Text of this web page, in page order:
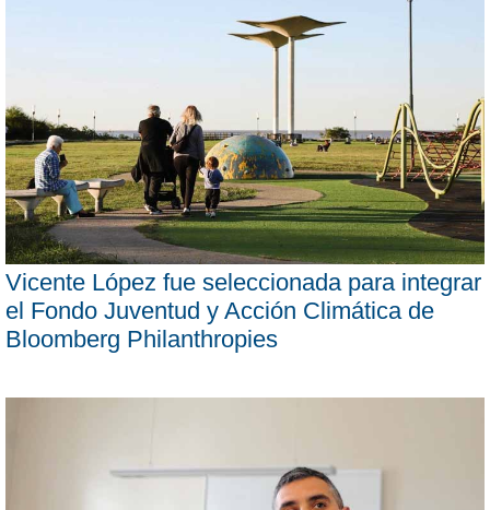
Vicente López fue seleccionada para integrar
el Fondo Juventud y Acción Climática de
Bloomberg Philanthropies